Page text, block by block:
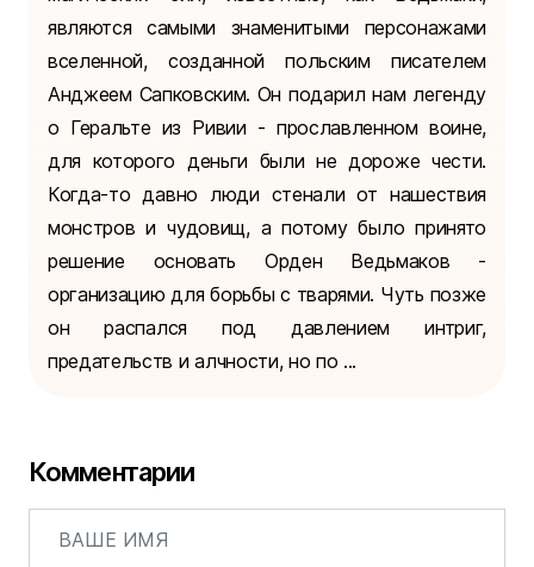
являются самыми знаменитыми персонажами
вселенной, созданной польским писателем
Анджеем Сапковским. Он подарил нам легенду
о Геральте из Ривии - прославленном воине,
для которого деньги были не дороже чести.
Когда-то давно люди стенали от нашествия
монстров и чудовищ, а потому было принято
решение основать Орден Ведьмаков -
организацию для борьбы с тварями. Чуть позже
он распался под давлением интриг,
предательств и алчности, но по ...
Комментарии